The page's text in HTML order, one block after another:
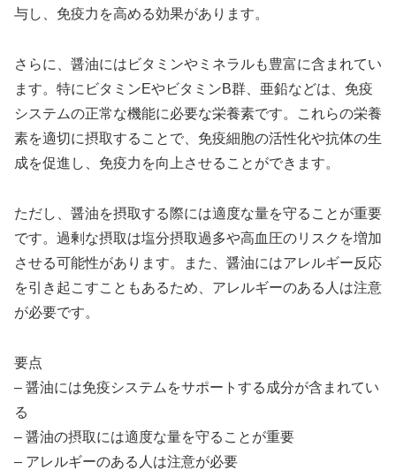
与し、免疫力を高める効果があります。
さらに、醤油にはビタミンやミネラルも豊富に含まれてい
ます。特にビタミンEやビタミンB群、亜鉛などは、免疫
システムの正常な機能に必要な栄養素です。これらの栄養
素を適切に摂取することで、免疫細胞の活性化や抗体の生
成を促進し、免疫力を向上させることができます。
ただし、醤油を摂取する際には適度な量を守ることが重要
です。過剰な摂取は塩分摂取過多や高血圧のリスクを増加
させる可能性があります。また、醤油にはアレルギー反応
を引き起こすこともあるため、アレルギーのある人は注意
が必要です。
要点
– 醤油には免疫システムをサポートする成分が含まれてい
る
– 醤油の摂取には適度な量を守ることが重要
– アレルギーのある人は注意が必要